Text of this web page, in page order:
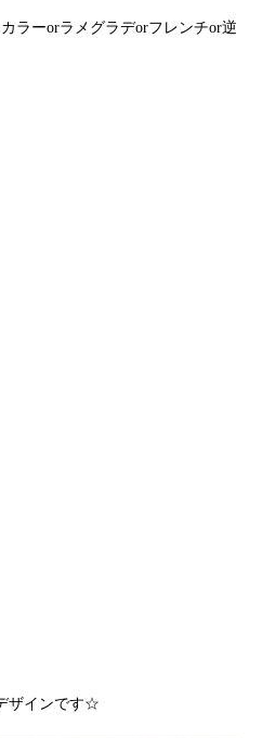
ラーorラメグラデorフレンチor逆
ザインです☆